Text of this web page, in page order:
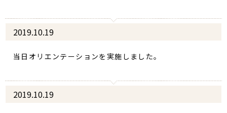
2019.10.19
当日オリエンテーションを実施しました。
2019.10.19